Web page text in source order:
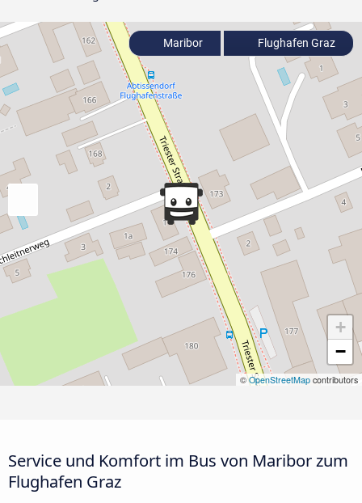
+
−
©OpenStreetMap contributors
Maribor Flughafen Graz
Service und Komfort im Bus von Maribor zum
Flughafen Graz